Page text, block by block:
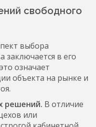
свободного
выбора
заключается в его
означает
объекта на рынке и
решений. В отличие
или